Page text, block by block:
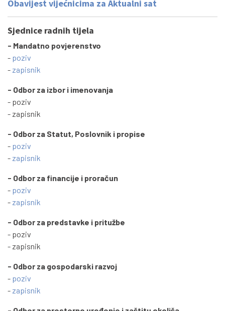
Obavijest vijećnicima za Aktualni sat
Sjednice radnih tijela
- Mandatno povjerenstvo
- poziv
- zapisnik
- Odbor za izbor i imenovanja
- poziv
- zapisnik
- Odbor za Statut, Poslovnik i propise
- poziv
- zapisnik
- Odbor za financije i proračun
- poziv
- zapisnik
- Odbor za predstavke i pritužbe
- poziv
- zapisnik
- Odbor za gospodarski razvoj
- poziv
- zapisnik